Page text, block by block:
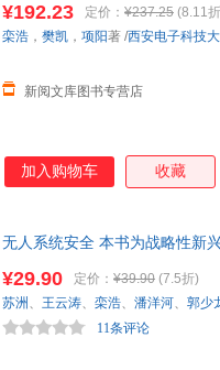
¥192.23 定价： ¥237.25 (8.11
新阅文库图书专营店
栾浩 ， 樊凯 ， 项阳著 /西安电子科技
加入购物车 收藏
无人系统安全 本书为战略性新
家和人民生命安全的重要支撑
人系统在
¥29.90 定价： ¥39.90 (7.5折)
11条评论
苏洲 、 王云涛、 栾浩、 潘洋河、 郭少